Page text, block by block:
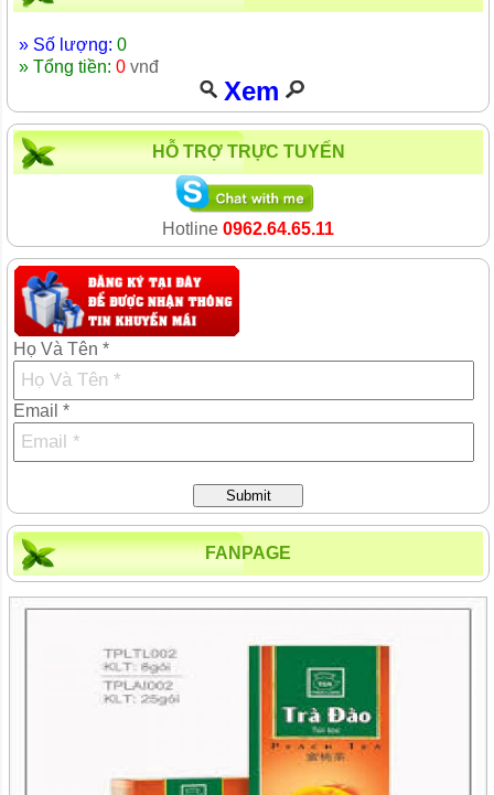
» Số lượng: 0
» Tổng tiền: 0 vnđ
Xem
HỖ TRỢ TRỰC TUYẾN
Hotline 0962.64.65.11
Họ Và Tên *
Email *
Submit
FANPAGE